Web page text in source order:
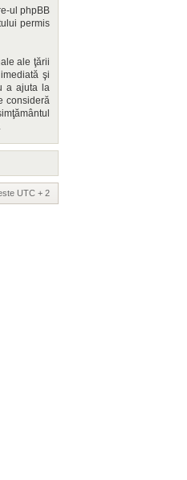
ul phpBB
permis
ale ţării
şi
a ajuta la
consideră
UTC + 2